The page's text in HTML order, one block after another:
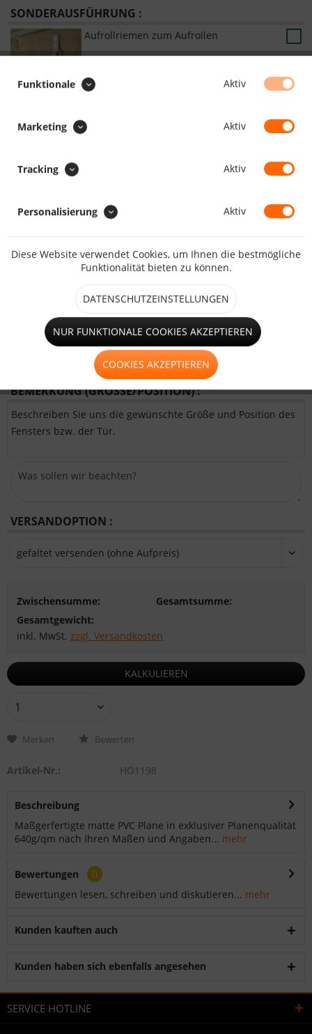
SONDERAUSFÜHRUNG :
Aufrollriemen zum Aufrollen
Hohlsaum
kleines Fenster (bis 1,25m²)
großes Fenster (ab 1,25m²)
Tür mit 2xReißverschluss und
Aufrollriemen
BEMERKUNG (GRÖSSE/POSITION) :
Beschreiben Sie uns die gewünschte Größe und Position des
Fensters bzw. der Tür.
VERSANDOPTION :
Zwischensumme:
Gesamtsumme:
Gesamtgewicht:
inkl. MwSt.zzgl. Versandkosten
KALKULIEREN
Merken Bewerten
Artikel-Nr.: HO1198
Beschreibung
Maßgerfertigte matte PVC Plane in exklusiver Planenqualität
640g/qm nach Ihren Maßen und Angaben... mehr
Bewertungen
0
Bewertungen lesen, schreiben und diskutieren... mehr
Kunden kauften auch
Kunden haben sich ebenfalls angesehen
SERVICE HOTLINE
Funktionale Aktiv
Marketing Aktiv
Tracking Aktiv
Personalisierung Aktiv
Diese Website verwendet Cookies, um Ihnen die bestmögliche
Funktionalität bieten zu können.
DATENSCHUTZEINSTELLUNGEN
NUR FUNKTIONALE COOKIES AKZEPTIEREN
COOKIES AKZEPTIEREN